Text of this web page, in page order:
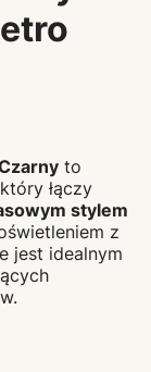
to
łączy
stylem
z
jest idealnym